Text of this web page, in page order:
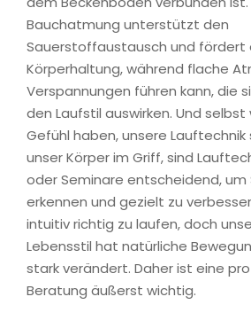
Bauchatmung unterstützt den
Sauerstoffaustausch und fördert
Körperhaltung, während flache
Verspannungen führen kann, die
den Laufstil auswirken. Und selbst
Gefühl haben, unsere
unser Körper im Griff, sind
oder Seminare entscheidend, um
erkennen und gezielt zu
intuitiv richtig zu laufen, doch
Lebensstil hat natürliche
stark verändert. Daher ist eine
Beratung äußerst wichtig.